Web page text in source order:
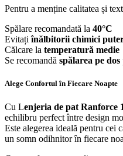
Pentru a menține calitatea și
Spălare recomandată la 40°C
Evitațiînălbitorii chimici
Călcare la temperatură medie
Se recomandă spălarea pe dos
Alege Confortul în Fiecare Noapte
Cu Lenjeria de pat Ranforce
echilibru perfect între design
Este alegerea ideală pentru cei
un somn odihnitor în fiecare